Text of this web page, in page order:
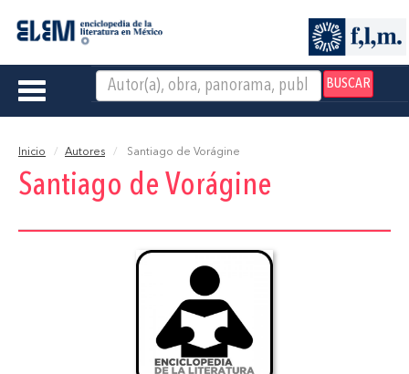
BUSCAR
Toggle
Inicio Autores Santiago de Vorágine
Santiago de Vorágine